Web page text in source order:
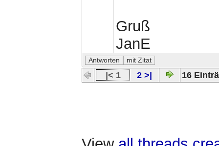
Gruß
JanE
|< 1 2 >| 16